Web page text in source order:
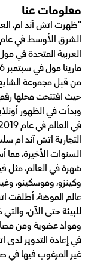
معلومات عنا
"ظهرت اتش آند ام،
العربية المتحدة في
التجارية اتش آند ام
السنوات الأخيرة، مما
شهرة في العالم، مثل
وكينزو، وموسكينو،
عالم الموضة، أطلقت
ومواد عضوية ومن
في إعادة التدوير
غير المرغوب فيها في